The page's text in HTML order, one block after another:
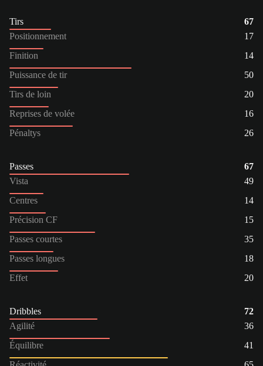
Tirs
67
Positionnement
17
Finition
14
Puissance de tir
50
Tirs de loin
20
Reprises de volée
16
Pénaltys
26
Passes
67
Vista
49
Centres
14
Précision CF
15
Passes courtes
35
Passes longues
18
Effet
20
Dribbles
72
Agilité
36
Équilibre
41